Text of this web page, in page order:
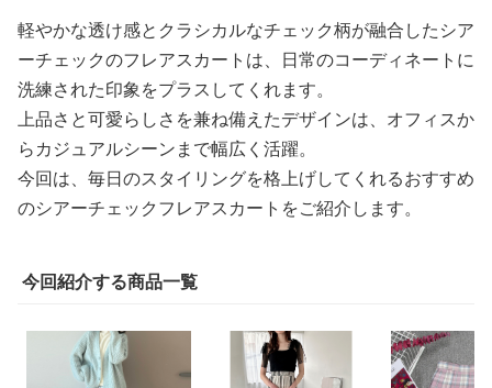
軽やかな透け感とクラシカルなチェック柄が融合したシア
ーチェックのフレアスカートは、日常のコーディネートに
洗練された印象をプラスしてくれます。
上品さと可愛らしさを兼ね備えたデザインは、オフィスか
らカジュアルシーンまで幅広く活躍。
今回は、毎日のスタイリングを格上げしてくれるおすすめ
のシアーチェックフレアスカートをご紹介します。
今回紹介する商品一覧